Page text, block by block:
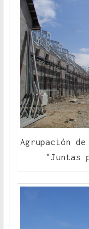
Agrupación
"Juntas